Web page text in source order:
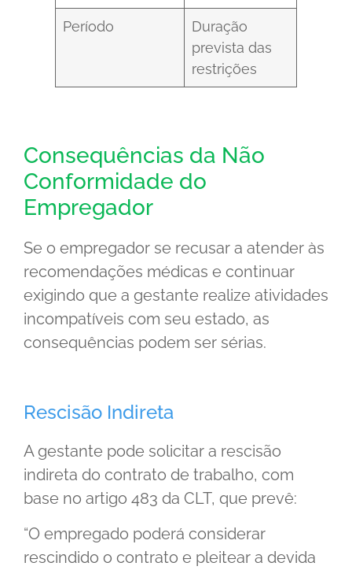
Período
Duração
prevista das
restrições
Consequências da Não
Conformidade do
Empregador
Se o empregador se recusar a atender às
recomendações médicas e continuar
exigindo que a gestante realize atividades
incompatíveis com seu estado, as
consequências podem ser sérias.
Rescisão Indireta
A gestante pode solicitar a rescisão
indireta do contrato de trabalho, com
base no artigo 483 da CLT, que prevê:
“O empregado poderá considerar
rescindido o contrato e pleitear a devida